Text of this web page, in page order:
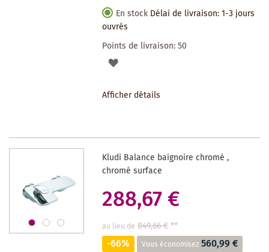
En stock Délai de livraison: 1-3 jours
ouvrés
Points de livraison:50
AJOUTER
SOUHAITS
Afficher détails
Kludi Balance baignoire chromé ,
chromé surface
288,67 €
au lieu de 849,66 €**
-66% Vous économisez 560,99 €